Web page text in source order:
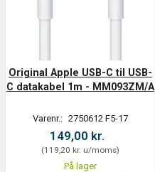
Original Apple USB-C til USB-
C datakabel 1m - MM093ZM/A
Varenr.: 2750612 F5-17
149,00 kr.
(119,20 kr. u/moms)
På lager